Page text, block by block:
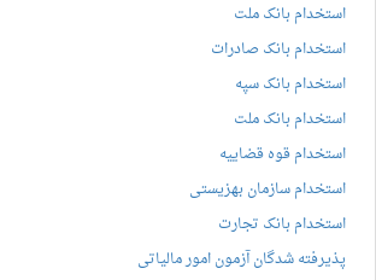
استخدام بانک ملت
استخدام بانک صادرات
استخدام بانک سپه
استخدام بانک ملت
استخدام قوه قضاییه
استخدام سازمان بهزیستی
استخدام بانک تجارت
پذیرفته شدگان آزمون امور مالیاتی